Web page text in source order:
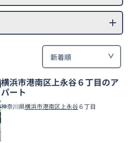
横浜市港南区上永谷６丁目のア
パート
神奈川県横浜市港南区 上永谷６丁目